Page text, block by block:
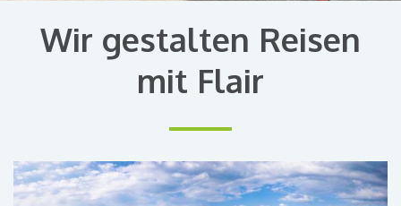
Wir gestalten Reisen
mit Flair